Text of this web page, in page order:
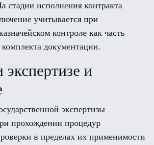
стадии исполнения контракта
учитывается при
контроле как часть
документации.
и
экспертизы
прохождении процедур
в пределах их применимости